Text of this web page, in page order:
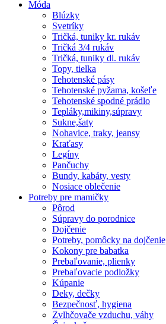
Móda
Blúzky
Svetríky
Tričká, tuniky kr. rukáv
Tričká 3/4 rukáv
Tričká, tuniky dl. rukáv
Topy, tielka
Tehotenské pásy
Tehotenské pyžama, košeľe
Tehotenské spodné prádlo
Tepláky,mikiny,súpravy
Sukne,šaty
Nohavice, traky, jeansy
Kraťasy
Legíny
Pančuchy
Bundy, kabáty, vesty
Nosiace oblečenie
Potreby pre mamičky
Pôrod
Súpravy do porodnice
Dojčenie
Potreby, pomôcky na dojčenie
Kokony pre babatka
Prebaľovanie, plienky
Prebaľovacie podložky
Kúpanie
Deky, dečky
Bezpečnosť, hygiena
Zvlhčovače vzduchu, váhy